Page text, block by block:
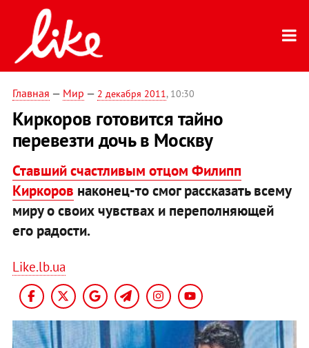
Главная — Мир — 2 декабря 2011, 10:30
Киркоров готовится тайно
перевезти дочь в Москву
Ставший счастливым отцом Филипп
Киркоров наконец-то смог рассказать всему
миру о своих чувствах и переполняющей
его радости.
Like.lb.ua